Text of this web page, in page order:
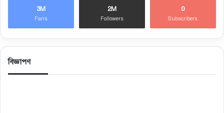
3M
Fans
2M
Followers
0
Subscribers
বিজ্ঞাপণ